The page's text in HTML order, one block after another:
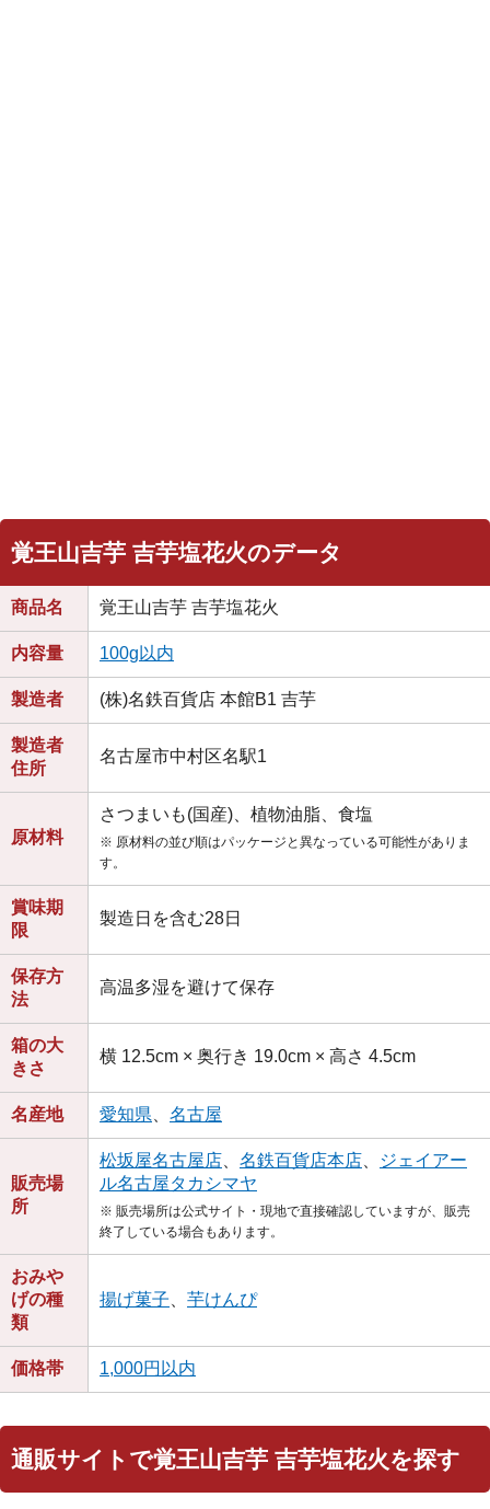
覚王山吉芋 吉芋塩花火のデータ
商品名 覚王山吉芋 吉芋塩花火
内容量 100g以内
製造者 (株)名鉄百貨店 本館B1 吉芋
製造者
住所
名古屋市中村区名駅1
原材料
さつまいも(国産)、植物油脂、食塩
※ 原材料の並び順はパッケージと異なっている可能性がありま
す。
賞味期
限
製造日を含む28日
保存方
法
高温多湿を避けて保存
箱の大
きさ
横 12.5cm × 奥行き 19.0cm × 高さ 4.5cm
名産地 愛知県 名古屋
販売場
所
松坂屋名古屋店 名鉄百貨店本店
ジェイアー
ル名古屋タカシマヤ
※ 販売場所は公式サイト・現地で直接確認していますが、販売
終了している場合もあります。
おみや
げの種
類
揚げ菓子 芋けんぴ
価格帯 1,000円以内
通販サイトで覚王山吉芋 吉芋塩花火を探す